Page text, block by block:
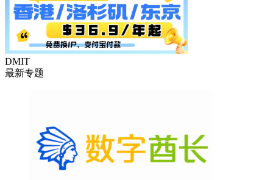
DMIT
最新专题